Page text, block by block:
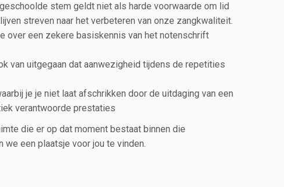
stem geldt niet als harde voorwaarde om lid
streven naar het verbeteren van onze zangkwaliteit.
over een zekere basiskennis van het notenschrift
van uitgegaan dat aanwezigheid tijdens de repetities
je je niet laat afschrikken door de uitdaging van een
verantwoorde prestaties
die er op dat moment bestaat binnen die
een plaatsje voor jou te vinden.